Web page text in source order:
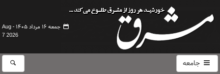
جمعه ۱۶ مرداد ۱۴۰۵ -
Aug
7 2026
جامعه